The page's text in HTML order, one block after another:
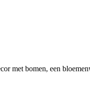
met bomen, een